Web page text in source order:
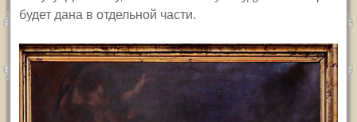
будет дана в отдельной части.